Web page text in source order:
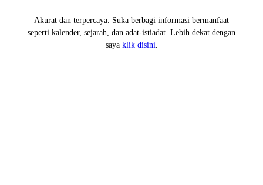
Akurat dan terpercaya. Suka berbagi informasi bermanfaat
seperti kalender, sejarah, dan adat-istiadat. Lebih dekat dengan
saya klik disini